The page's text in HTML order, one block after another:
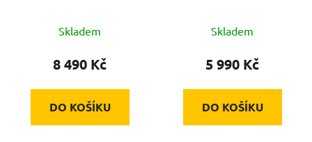
Skladem
8 490 Kč
DO KOŠÍKU
Skladem
5 990 Kč
DO KOŠÍKU